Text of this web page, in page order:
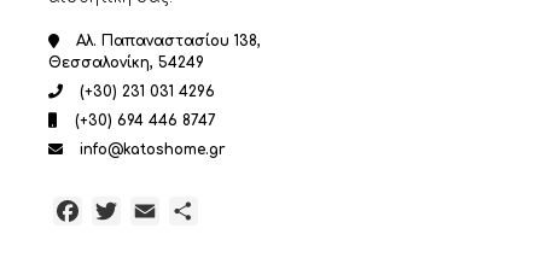
Αλ. Παπαναστασίου 138,
Θεσσαλονίκη, 54249
(+30) 231 031 4296
(+30) 694 446 8747
info@katoshome.gr
Facebook
TwitterEmail